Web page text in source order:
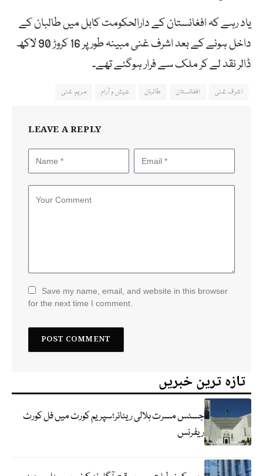
یاد رہے کہ افغانستان کے دارالحکومت کابل میں طالبان کے
داخل ہونے کے بعد اشرف غنی مبینہ طور پر 16 کروڑ 90 لاکھ
ڈالر نقد لے کر ملک سے فرار ہوگئے تھے۔
اشرف غنی افغانستان طالبان عیش و آرام مریم غنی
LEAVE A REPLY
Save my name, email, and website in this browser
for the next time I comment.
تازہ ترین خبریں
جسٹس مسرت ہلالی ریٹائر؛سپریم کورٹ میں فل کورٹ
ریفرنس